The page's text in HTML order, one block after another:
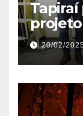
Tapiraí
projeto
20/02/